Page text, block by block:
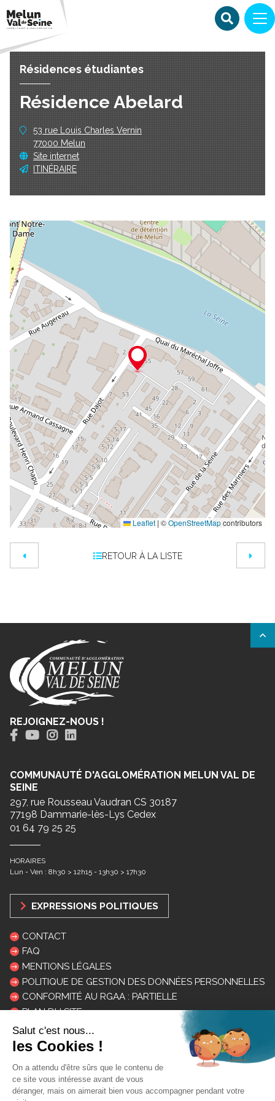
Résidences étudiantes
Résidence Abelard
53 rue Louis Charles Vernin
77000 Melun
Site internet
ITINÉRAIRE
Leaflet | ©OpenStreetMapcontributors
RETOUR À LA LISTE
REJOIGNEZ-NOUS !
COMMUNAUTÉ D'AGGLOMÉRATION MELUN VAL DE
SEINE
297, rue Rousseau Vaudran CS 30187
77198 Dammarie-lès-Lys Cedex
01 64 79 25 25
HORAIRES
Lun - Ven : 8h30 > 12h15 - 13h30 > 17h30
EXPRESSIONS POLITIQUES
CONTACT
FAQ
MENTIONS LÉGALES
POLITIQUE DE GESTION DES DONNÉES PERSONNELLES
CONFORMITÉ AU RGAA : PARTIELLE
PLAN DU SITE
LOGOS ET CHARTE
INSCRIPTION NEWSLETTER